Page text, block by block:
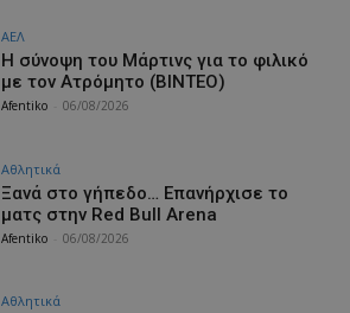
ΑΕΛ
H σύνοψη του Μάρτινς για το φιλικό
με τον Ατρόμητο (ΒΙΝΤΕΟ)
Afentiko 06/08/2026
Αθλητικά
Ξανά στο γήπεδο… Επανήρχισε το
ματς στην Red Bull Arena
Afentiko 06/08/2026
Αθλητικά